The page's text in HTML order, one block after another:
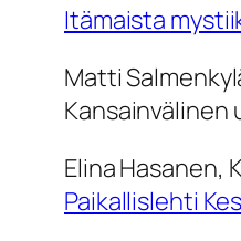
Itämaista
Matti
Elina Hasanen,
Paikallislehti